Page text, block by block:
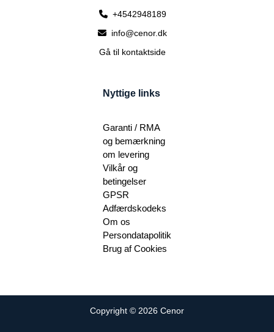
+4542948189
info@cenor.dk
Gå til kontaktside
Nyttige links
Garanti / RMA
og bemærkning
om levering
Vilkår og
betingelser
GPSR
Adfærdskodeks
Om os
Persondatapolitik
Brug af Cookies
Copyright © 2026 Cenor